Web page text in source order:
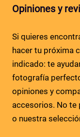
Opiniones y
Si quieres
hacer tu próxima
indicado: te
fotografía
opiniones y
accesorios. No te
o nuestra